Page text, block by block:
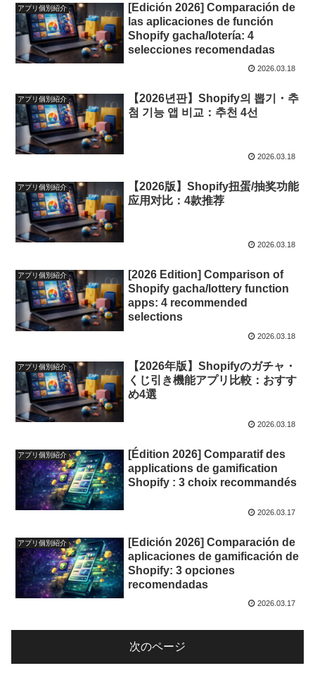
アプリ個別紹介
[Edición 2026] Comparación de
las aplicaciones de función
Shopify gacha/lotería: 4
selecciones recomendadas
2026.03.18
アプリ個別紹介
【2026년판】Shopify의 뽑기・추
첨 기능 앱 비교：추천 4선
2026.03.18
アプリ個別紹介
【2026版】Shopify扭蛋/抽奖功能
应用对比：4款推荐
2026.03.18
アプリ個別紹介
[2026 Edition] Comparison of
Shopify gacha/lottery function
apps: 4 recommended
selections
2026.03.18
アプリ個別紹介
【2026年版】Shopifyのガチャ・
くじ引き機能アプリ比較：おすす
め4選
2026.03.18
アプリ個別紹介
[Édition 2026] Comparatif des
applications de gamification
Shopify : 3 choix recommandés
2026.03.17
アプリ個別紹介
[Edición 2026] Comparación de
aplicaciones de gamificación de
Shopify: 3 opciones
recomendadas
2026.03.17
次のページ